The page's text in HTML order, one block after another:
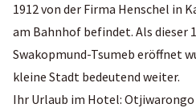
1912 von der Firma Henschel in
am Bahnhof befindet. Als dieser
Swakopmund-Tsumeb eröffnet
kleine Stadt bedeutend weiter.
Ihr Urlaub im Hotel: